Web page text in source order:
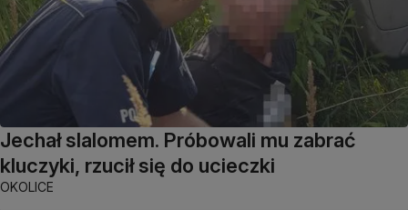
Jechał slalomem. Próbowali mu zabrać
kluczyki, rzucił się do ucieczki
OKOLICE